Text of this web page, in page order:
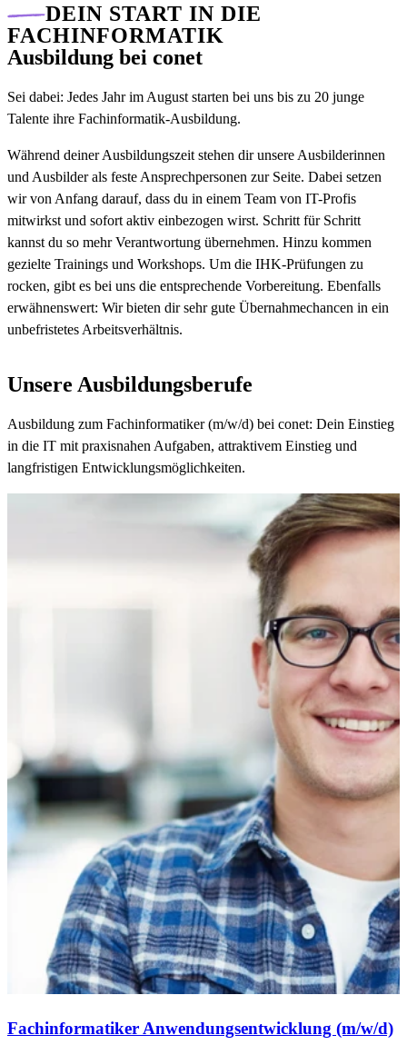
DEIN START IN DIE
FACHINFORMATIK
Ausbildung bei conet
Sei dabei: Jedes Jahr im August starten bei uns bis zu 20 junge
Talente ihre Fachinformatik-Ausbildung.
Während deiner Ausbildungszeit stehen dir unsere Ausbilderinnen
und Ausbilder als feste Ansprechpersonen zur Seite. Dabei setzen
wir von Anfang darauf, dass du in einem Team von IT-Profis
mitwirkst und sofort aktiv einbezogen wirst. Schritt für Schritt
kannst du so mehr Verantwortung übernehmen. Hinzu kommen
gezielte Trainings und Workshops. Um die IHK-Prüfungen zu
rocken, gibt es bei uns die entsprechende Vorbereitung. Ebenfalls
erwähnenswert: Wir bieten dir sehr gute Übernahmechancen in ein
unbefristetes Arbeitsverhältnis.
Unsere Ausbildungsberufe
Ausbildung zum Fachinformatiker (m/w/d) bei conet: Dein Einstieg
in die IT mit praxisnahen Aufgaben, attraktivem Einstieg und
langfristigen Entwicklungsmöglichkeiten.
Fachinformatiker Anwendungs­entwicklung (m/w/d)